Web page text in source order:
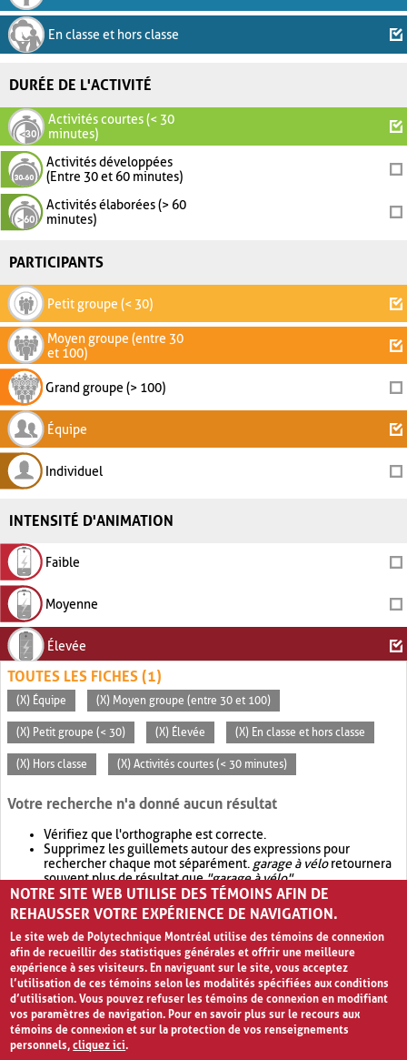
En classe et hors classe
DURÉE DE L'ACTIVITÉ
Activités courtes (< 30
minutes)
Activités développées
(Entre 30 et 60 minutes)
Activités élaborées (> 60
minutes)
PARTICIPANTS
Petit groupe (< 30)
Moyen groupe (entre 30
et 100)
Grand groupe (> 100)
Équipe
Individuel
INTENSITÉ D'ANIMATION
Faible
Moyenne
Élevée
TOUTES LES FICHES (1)
(X) Équipe (X) Moyen groupe (entre 30 et 100)
(X) Petit groupe (< 30) (X) Élevée (X) En classe et hors classe
(X) Hors classe (X) Activités courtes (< 30 minutes)
Votre recherche n'a donné aucun résultat
Vérifiez que l'orthographe est correcte.
Supprimez les guillemets autour des expressions pour
rechercher chaque mot séparément. garage à véloretournera
souvent plus de résultat que"garage à vélo".
Envisagez d'élargir votre recherche avec OR.garage OR vélo
retournera souvent plus de résultat quegarage à vélo
NOTRE SITE WEB UTILISE DES TÉMOINS AFIN DE
REHAUSSER VOTRE EXPÉRIENCE DE NAVIGATION.
Le site web de Polytechnique Montréal utilise des témoins de connexion
afin de recueillir des statistiques générales et offrir une meilleure
expérience à ses visiteurs. En naviguant sur le site, vous acceptez
l’utilisation de ces témoins selon les modalités spécifiées aux conditions
d’utilisation. Vous pouvez refuser les témoins de connexion en modifiant
vos paramètres de navigation. Pour en savoir plus sur le recours aux
témoins de connexion et sur la protection de vos renseignements
personnels,cliquez ici.